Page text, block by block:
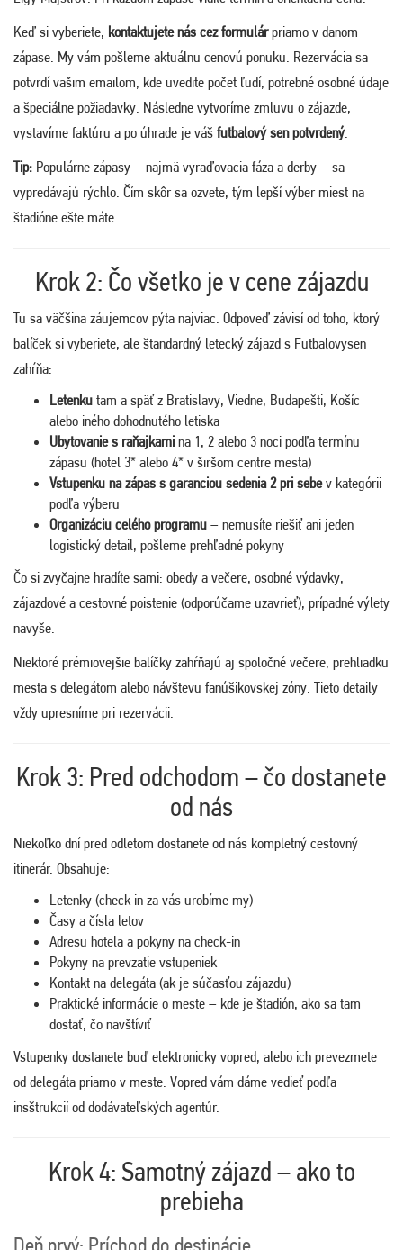
Keď si vyberiete, kontaktujete nás cez formulárpriamo v danom
zápase. My vám pošleme aktuálnu cenovú ponuku. Rezervácia sa
potvrdí vašim emailom, kde uvedite počet ľudí, potrebné osobné údaje
a špeciálne požiadavky. Následne vytvoríme zmluvu o zájazde,
vystavíme faktúru a po úhrade je váš futbalový sen potvrdený.
Tip: Populárne zápasy – najmä vyraďovacia fáza a derby – sa
vypredávajú rýchlo. Čím skôr sa ozvete, tým lepší výber miest na
štadióne ešte máte.
Krok 2: Čo všetko je v cene zájazdu
Tu sa väčšina záujemcov pýta najviac. Odpoveď závisí od toho, ktorý
balíček si vyberiete, ale štandardný letecký zájazd s Futbalovysen
zahŕňa:
Letenku tam a späť z Bratislavy, Viedne, Budapešti, Košíc
alebo iného dohodnutého letiska
Ubytovanie s raňajkami na 1, 2 alebo 3 noci podľa termínu
zápasu (hotel 3* alebo 4* v širšom centre mesta)
Vstupenku na zápas s garanciou sedenia 2 pri sebev kategórii
podľa výberu
Organizáciu celého programu – nemusíte riešiť ani jeden
logistický detail, pošleme prehľadné pokyny
Čo si zvyčajne hradíte sami: obedy a večere, osobné výdavky,
zájazdové a cestovné poistenie (odporúčame uzavrieť), prípadné výlety
navyše.
Niektoré prémiovejšie balíčky zahŕňajú aj spoločné večere, prehliadku
mesta s delegátom alebo návštevu fanúšikovskej zóny. Tieto detaily
vždy upresníme pri rezervácii.
Krok 3: Pred odchodom – čo dostanete
od nás
Niekoľko dní pred odletom dostanete od nás kompletný cestovný
itinerár. Obsahuje:
Letenky (check in za vás urobíme my)
Časy a čísla letov
Adresu hotela a pokyny na check-in
Pokyny na prevzatie vstupeniek
Kontakt na delegáta (ak je súčasťou zájazdu)
Praktické informácie o meste – kde je štadión, ako sa tam
dostať, čo navštíviť
Vstupenky dostanete buď elektronicky vopred, alebo ich prevezmete
od delegáta priamo v meste. Vopred vám dáme vedieť podľa
insštrukcií od dodávateľských agentúr.
Krok 4: Samotný zájazd – ako to
prebieha